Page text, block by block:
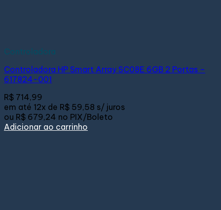
Controladora
Controladora HP Smart Array SC08E 6GB 2 Portas –
617824-001
R$ 714,99
em até 12x de R$ 59,58 s/ juros
ou R$ 679,24 no PIX/Boleto
Adicionar ao carrinho